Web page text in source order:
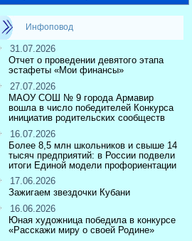
Инфоповод
31.07.2026
Отчет о проведении девятого этапа
эстафеты «Мои финансы»
27.07.2026
МАОУ СОШ № 9 города Армавир
вошла в число победителей Конкурса
инициатив родительских сообществ
16.07.2026
Более 8,5 млн школьников и свыше 14
тысяч предприятий: в России подвели
итоги Единой модели профориентации
17.06.2026
Зажигаем звездочки Кубани
16.06.2026
Юная художница победила в конкурсе
«Расскажи миру о своей Родине»